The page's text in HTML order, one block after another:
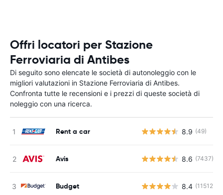
Offri locatori per Stazione
Ferroviaria di Antibes
Di seguito sono elencate le società di autonoleggio con le
migliori valutazioni in Stazione Ferroviaria di Antibes.
Confronta tutte le recensioni e i prezzi di queste società di
noleggio con una ricerca.
Rent a car 8.9 (49)
Avis 8.6 (7437)
Budget 8.4 (11512)